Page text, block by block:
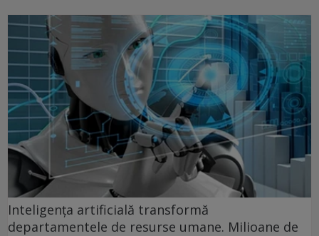
Inteligența artificială transformă
departamentele de resurse umane. Milioane de